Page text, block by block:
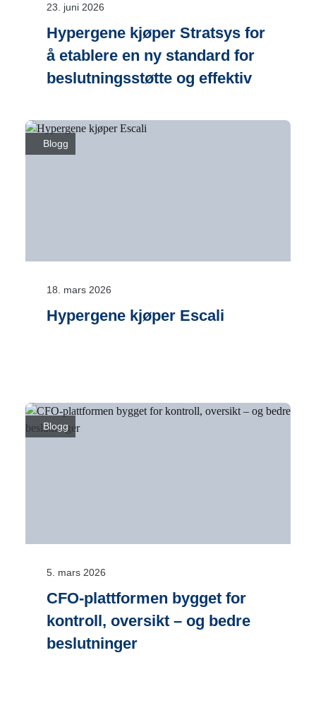
23. juni 2026
Hypergene kjøper Stratsys for
å etablere en ny standard for
beslutningsstøtte og effektiv
Blogg
18. mars 2026
Hypergene kjøper Escali
Blogg
5. mars 2026
CFO-plattformen bygget for
kontroll, oversikt – og bedre
beslutninger